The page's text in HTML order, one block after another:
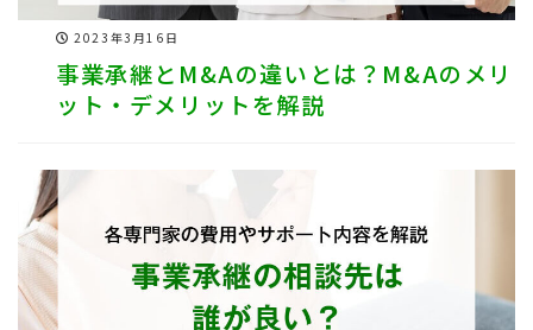
2023年3月16日
事業承継とM&Aの違いとは？M&Aのメリ
ット・デメリットを解説